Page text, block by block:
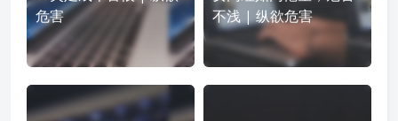
危害
不浅 | 纵欲危害